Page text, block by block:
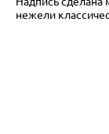
нежели